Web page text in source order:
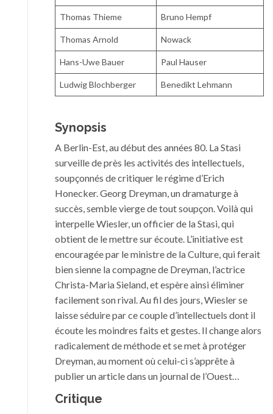
Thomas Thieme Bruno Hempf
Thomas Arnold Nowack
Hans-Uwe Bauer Paul Hauser
Ludwig Blochberger Benedikt Lehmann
Synopsis
A Berlin-Est, au début des années 80. La Stasi
surveille de près les activités des intellectuels,
soupçonnés de critiquer le régime d’Erich
Honecker. Georg Dreyman, un dramaturge à
succès, semble vierge de tout soupçon. Voilà qui
interpelle Wiesler, un officier de la Stasi, qui
obtient de le mettre sur écoute. L’initiative est
encouragée par le ministre de la Culture, qui ferait
bien sienne la compagne de Dreyman, l’actrice
Christa-Maria Sieland, et espère ainsi éliminer
facilement son rival. Au fil des jours, Wiesler se
laisse séduire par ce couple d’intellectuels dont il
écoute les moindres faits et gestes. Il change alors
radicalement de méthode et se met à protéger
Dreyman, au moment où celui-ci s’apprête à
publier un article dans un journal de l’Ouest…
Critique